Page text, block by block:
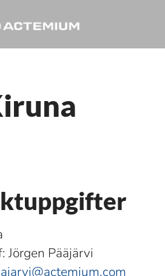
Jörgen Pääjärvi